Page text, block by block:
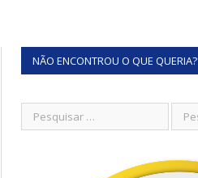
NÃO ENCONTROU O QUE QUERIA?